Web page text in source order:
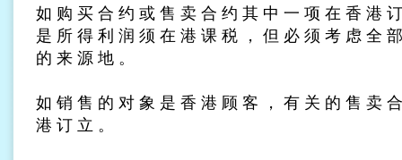
如 购 买 合 约 或 售 卖 合 约 其 中 一 项 在 香 港
是 所 得 利 润 须 在 港 课 税 ， 但 必 须 考 虑 全
的 来 源 地 。
如 销 售 的 对 象 是 香 港 顾 客 ， 有 关 的 售 卖
港 订 立 。